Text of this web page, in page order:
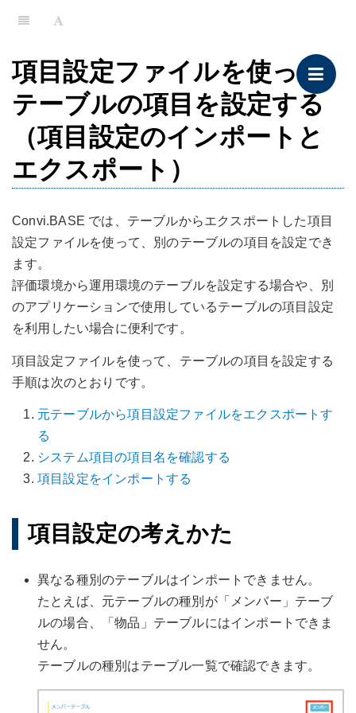
項目設定ファイルを使って
テーブルの項目を設定する
（項目設定のインポートと
エクスポート）
Convi.BASE では、テーブルからエクスポートした項目
設定ファイルを使って、別のテーブルの項目を設定でき
ます。
評価環境から運用環境のテーブルを設定する場合や、別
のアプリケーションで使用しているテーブルの項目設定
を利用したい場合に便利です。
項目設定ファイルを使って、テーブルの項目を設定する
手順は次のとおりです。
元テーブルから項目設定ファイルをエクスポートす
る
システム項目の項目名を確認する
項目設定をインポートする
項目設定の考えかた
異なる種別のテーブルはインポートできません。
たとえば、元テーブルの種別が「メンバー」テーブ
ルの場合、「物品」テーブルにはインポートできま
せん。
テーブルの種別はテーブル一覧で確認できます。